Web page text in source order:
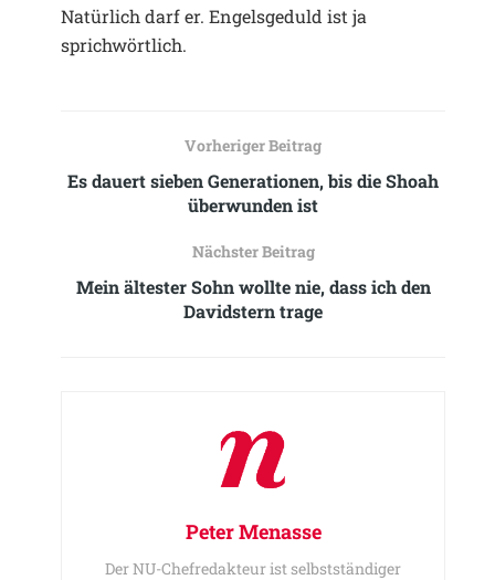
Natürlich darf er. Engelsgeduld ist ja
sprichwörtlich.
Vorheriger Beitrag
Es dauert sieben Generationen, bis die Shoah
überwunden ist
Nächster Beitrag
Mein ältester Sohn wollte nie, dass ich den
Davidstern trage
Peter Menasse
Der NU-Chefredakteur ist selbstständiger